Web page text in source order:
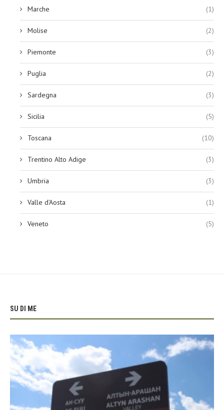
Marche (1)
Molise (2)
Piemonte (3)
Puglia (2)
Sardegna (3)
Sicilia (5)
Toscana (10)
Trentino Alto Adige (3)
Umbria (3)
Valle d'Aosta (1)
Veneto (5)
SU DI ME